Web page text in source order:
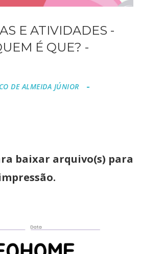
E ATIVIDADES -
É QUE? -
DE ALMEIDA JÚNIOR
baixar arquivo(s) para